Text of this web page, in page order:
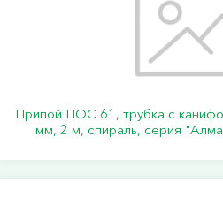
Припой ПОС 61, трубка с
мм, 2 м, спираль, серия